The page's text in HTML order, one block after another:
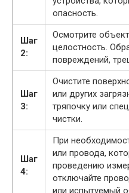
опасность.
Шаг
2:
Осмотрите
целостность.
повреждений,
Шаг
3:
Очистите
или других
тряпочку или
чистки.
Шаг
4:
При
или провода,
проведению
отключайте
или испытуемый